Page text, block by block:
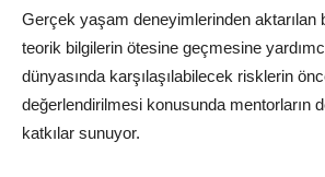
Gerçek yaşam deneyimlerinden aktarılan
teorik bilgilerin ötesine geçmesine
dünyasında karşılaşılabilecek risklerin
değerlendirilmesi konusunda mentorların
katkılar sunuyor.